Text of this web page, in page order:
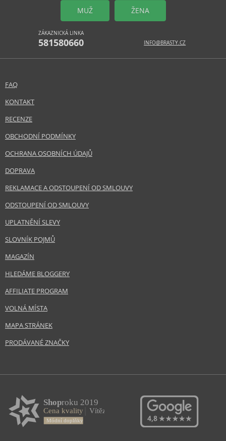
MUŽ ŽENA
ZÁKAZNICKÁ LINKA
581580660 INFO@BRASTY.CZ
FAQ
KONTAKT
RECENZE
OBCHODNÍ PODMÍNKY
OCHRANA OSOBNÍCH ÚDAJŮ
DOPRAVA
REKLAMACE A ODSTOUPENÍ OD SMLOUVY
ODSTOUPENÍ OD SMLOUVY
UPLATNĚNÍ SLEVY
SLOVNÍK POJMŮ
MAGAZÍN
HLEDÁME BLOGGERY
AFFILIATE PROGRAM
VOLNÁ MÍSTA
MAPA STRÁNEK
PRODÁVANÉ ZNAČKY